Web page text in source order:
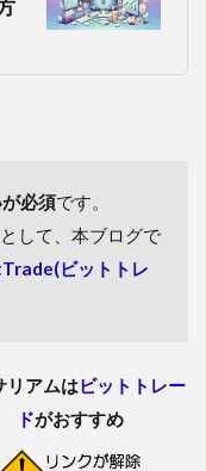
必須です。
して、本ブログで
ビットトレ
リアムはビットトレー
ドがおすすめ